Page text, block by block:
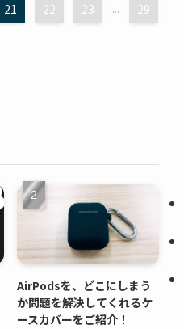
21 22 23 ... 29
AirPodsを、どこにしまう
か問題を解決してくれるケ
ースカバーをご紹介！